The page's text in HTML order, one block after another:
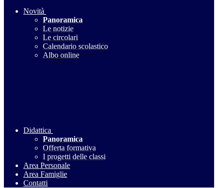
Novità
Panoramica
Le notizie
Le circolari
Calendario scolastico
Albo online
Didattica
Panoramica
Offerta formativa
I progetti delle classi
Area Personale
Area Famiglie
Contatti